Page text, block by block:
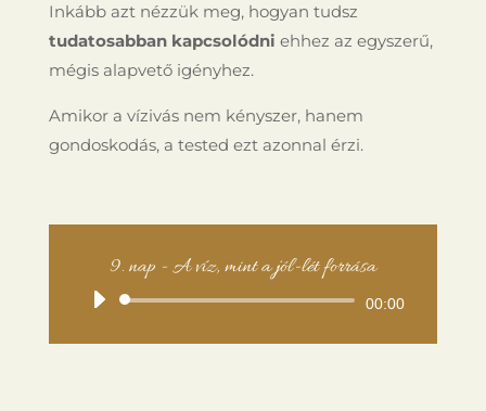
Inkább azt nézzük meg, hogyan tudsz
tudatosabban kapcsolódni ehhez az egyszerű,
mégis alapvető igényhez.
Amikor a vízivás nem kényszer, hanem
gondoskodás, a tested ezt azonnal érzi.
9. nap - A víz, mint a jól-lét forrása
Audió
00:00